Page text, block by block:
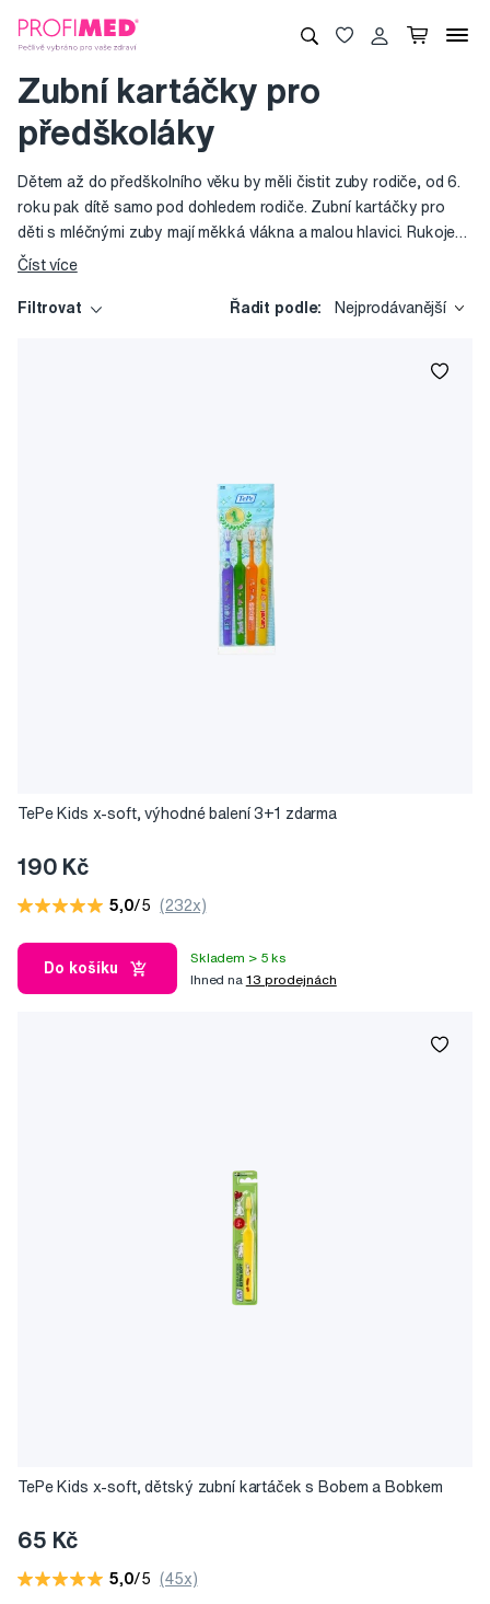
Zubní kartáčky pro
předškoláky
Dětem až do předškolního věku by měli čistit zuby rodiče, od 6.
roku pak dítě samo pod dohledem rodiče. Zubní kartáčky pro
děti s mléčnými zuby mají měkká vlákna a malou hlavici. Rukojeť
může být prodloužena tak, aby ji snadno uchopilo dítě spolu s
předškoláky jsou barevné, hravé či s veselými motivy, aby děti
Číst více
Filtrovat Řadit podle: Nejprodávanější
TePe Kids x-soft, výhodné balení 3+1 zdarma
190 Kč
5,0/5 (232x)
Do košíku
Skladem > 5 ks
Ihned na 13 prodejnách
TePe Kids x-soft, dětský zubní kartáček s Bobem a Bobkem
65 Kč
5,0/5 (45x)